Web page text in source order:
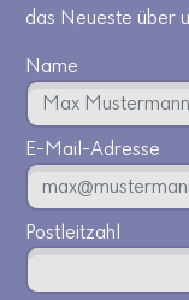
das Neueste über
Name
E-Mail-Adresse
Postleitzahl